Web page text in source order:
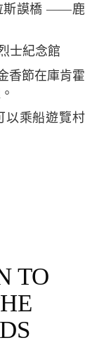
斯謨橋 ——鹿
士紀念館
香節在庫肯霍
以乘船遊覽村